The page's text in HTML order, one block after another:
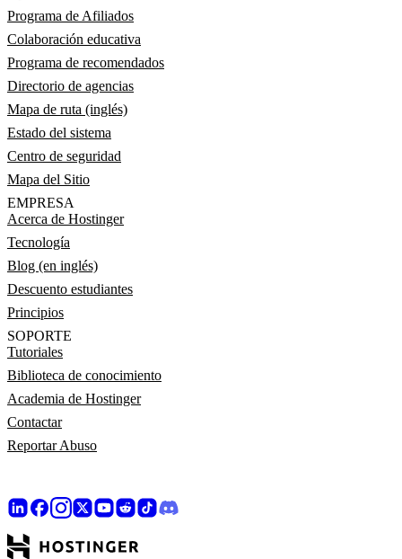
Programa de Afiliados
Colaboración educativa
Programa de recomendados
Directorio de agencias
Mapa de ruta (inglés)
Estado del sistema
Centro de seguridad
Mapa del Sitio
EMPRESA
Acerca de Hostinger
Tecnología
Blog (en inglés)
Descuento estudiantes
Principios
SOPORTE
Tutoriales
Biblioteca de conocimiento
Academia de Hostinger
Contactar
Reportar Abuso